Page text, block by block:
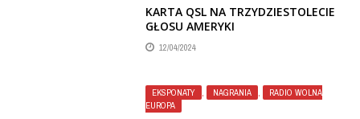
KARTA QSL NA TRZYDZIESTOLECIE
GŁOSU AMERYKI
12/04/2024
EKSPONATY NAGRANIA
RADIO WOLNA
EUROPA